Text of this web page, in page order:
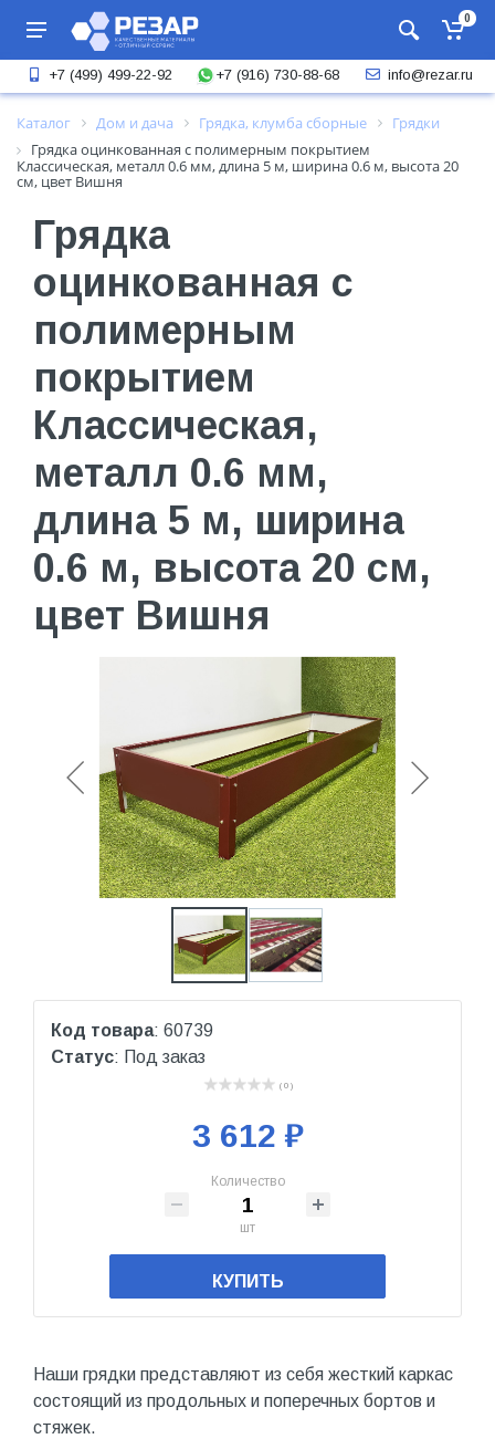
0
+7 (499) 499-22-92 +7 (916) 730-88-68 info@rezar.ru
Каталог Дом и дача Грядка, клумба сборные
Грядки
Грядка оцинкованная с полимерным покрытием
Классическая, металл 0.6 мм, длина 5 м, ширина 0.6 м, высота 20
см, цвет Вишня
Грядка
оцинкованная с
полимерным
покрытием
Классическая,
металл 0.6 мм,
длина 5 м, ширина
0.6 м, высота 20 см,
цвет Вишня
Код товара: 60739
Статус: Под заказ
( 0 )
3 612 ₽
Количество
шт
КУПИТЬ
Наши грядки представляют из себя жесткий каркас
состоящий из продольных и поперечных бортов и
стяжек.